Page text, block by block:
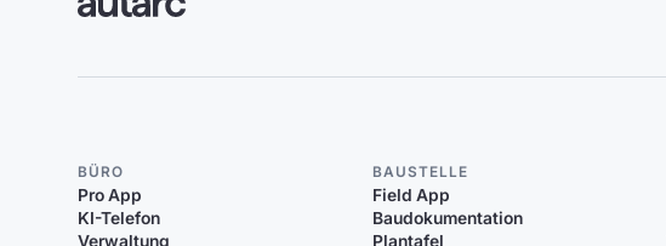
BÜRO
Pro App
KI-Telefon
Verwaltung
BAUSTELLE
Field App
Baudokumentation
Plantafel